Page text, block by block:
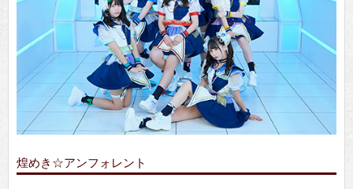
煌めき☆アンフォレント